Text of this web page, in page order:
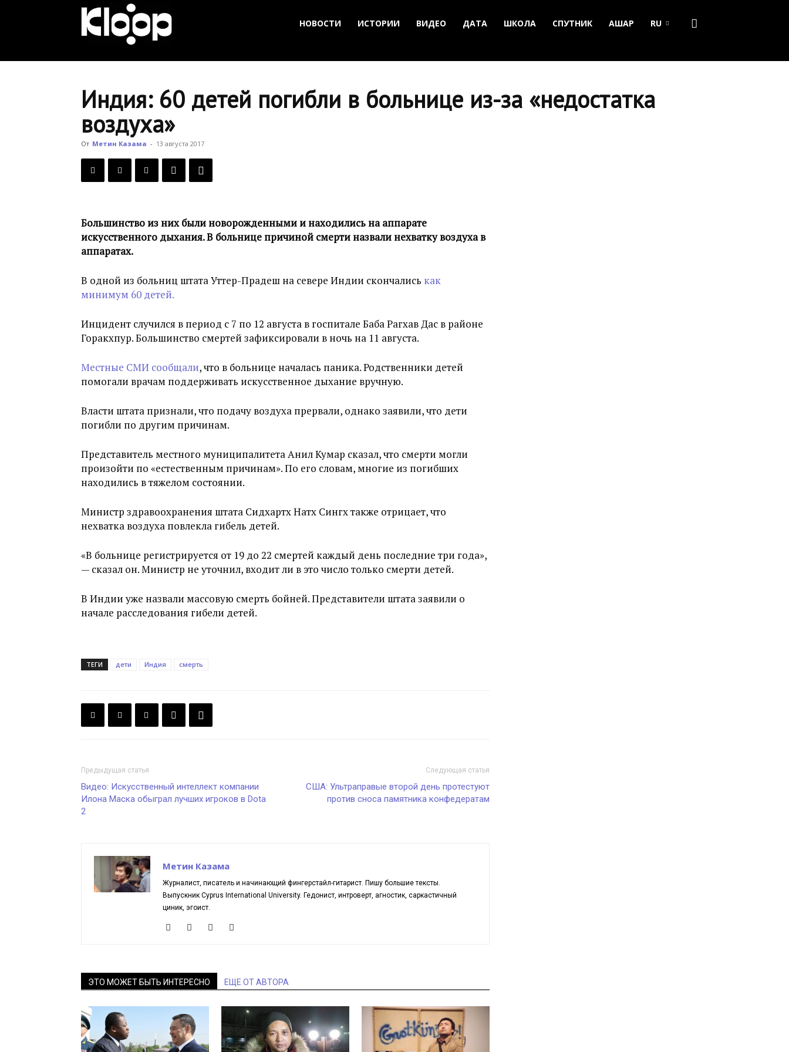
Кыргызстана
НОВОСТИ ИСТОРИИ ВИДЕО ДАТА ШКОЛА СПУТНИК АШАР RU
Индия: 60 детей погибли в больнице из-за «недостатка
воздуха»
От Метин Казама - 13 августа 2017
Большинство из них были новорожденными и находились на аппарате
искусственного дыхания. В больнице причиной смерти назвали нехватку воздуха в
аппаратах.
В одной из больниц штата Уттер-Прадеш на севере Индии скончались как
минимум 60 детей.
Инцидент случился в период с 7 по 12 августа в госпитале Баба Рагхав Дас в районе
Горакхпур. Большинство смертей зафиксировали в ночь на 11 августа.
Местные СМИ сообщали, что в больнице началась паника. Родственники детей
помогали врачам поддерживать искусственное дыхание вручную.
Власти штата признали, что подачу воздуха прервали, однако заявили, что дети
погибли по другим причинам.
Представитель местного муниципалитета Анил Кумар сказал, что смерти могли
произойти по «естественным причинам». По его словам, многие из погибших
находились в тяжелом состоянии.
Министр здравоохранения штата Сидхартх Натх Сингх также отрицает, что
нехватка воздуха повлекла гибель детей.
«В больнице регистрируется от 19 до 22 смертей каждый день последние три года»,
— сказал он. Министр не уточнил, входит ли в это число только смерти детей.
В Индии уже назвали массовую смерть бойней. Представители штата заявили о
начале расследования гибели детей.
ТЕГИ дети Индия смерть
Предыдущая статья
Видео: Искусственный интеллект компании
Илона Маска обыграл лучших игроков в Dota
2
Следующая статья
США: Ультраправые второй день протестуют
против сноса памятника конфедератам
Метин Казама
Журналист, писатель и начинающий фингерстайл-гитарист. Пишу большие тексты.
Выпускник Cyprus International University. Гедонист, интроверт, агностик, саркастичный
циник, эгоист.
ЭТО МОЖЕТ БЫТЬ ИНТЕРЕСНО ЕЩЕ ОТ АВТОРА